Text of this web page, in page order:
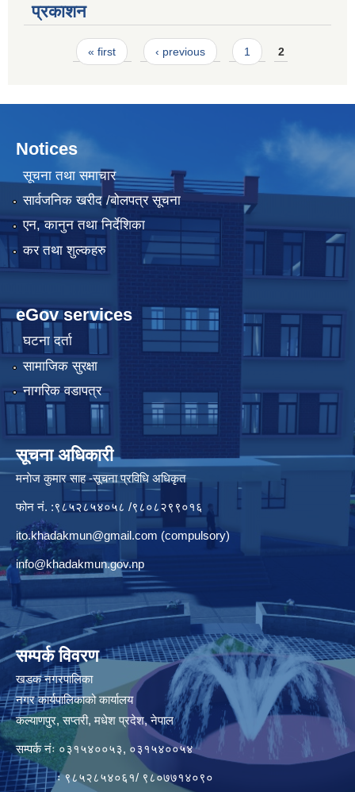
प्रकाशन
Pages« first ‹ previous 1 2
Notices
सूचना तथा समाचार
सार्वजनिक खरीद /बोलपत्र सूचना
एन, कानुन तथा निर्देशिका
कर तथा शुल्कहरु
eGov services
घटना दर्ता
सामाजिक सुरक्षा
नागरिक वडापत्र
सूचना अधिकारी
मनाेज कुमार साह -सूचना प्रविधि अधिकृत
फोन नं. :९८५२८५४०५८ /९८०८२९९०१६
ito.khadakmun@gmail.com (compulsory)
info@khadakmun.gov.np
सम्पर्क विवरण
खडक नगरपालिका
नगर कार्यपालिकाको कार्यालय
कल्याणपुर, सप्तरी, मधेश प्रदेश, नेपाल
सम्पर्क नंः ०३१५४००५३, ०३१५४००५४
ः ९८५२८५४०६१/ ९८०७७१४०९०